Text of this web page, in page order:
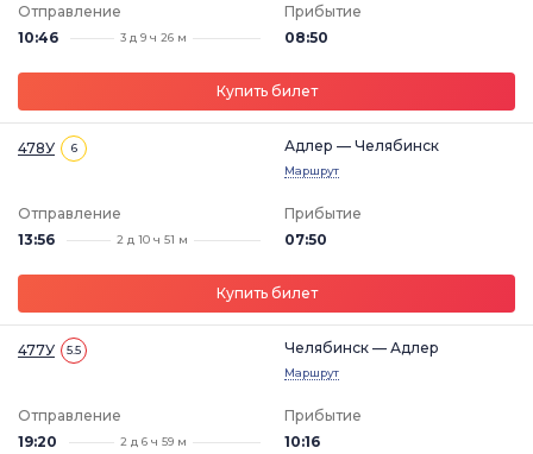
Отправление
10:46
3 д 9 ч 26 м
Прибытие
08:50
Купить билет
478У 6 Адлер — Челябинск
Маршрут
Отправление
13:56
2 д 10 ч 51 м
Прибытие
07:50
Купить билет
477У 5.5 Челябинск — Адлер
Маршрут
Отправление
19:20
2 д 6 ч 59 м
Прибытие
10:16